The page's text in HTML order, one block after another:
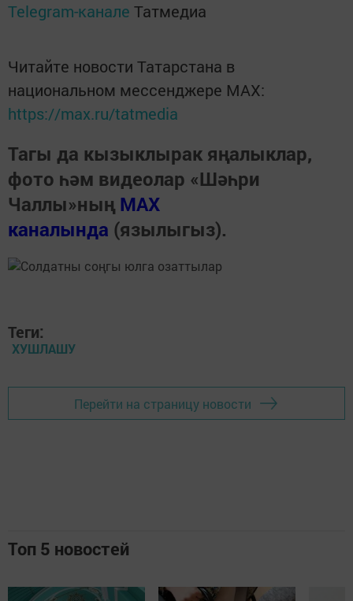
Telegram-канале Татмедиа
Читайте новости Татарстана в
национальном мессенджере MАХ:
https://max.ru/tatmedia
Тагы да кызыклырак яңалыклар,
фото һәм видеолар «Шәһри
Чаллы»ның MAX
каналында (язылыгыз).
Теги:
ХУШЛАШУ
Перейти на страницу новости
Топ 5 новостей